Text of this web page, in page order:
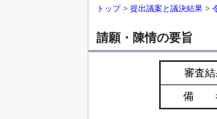
トップ> 提出議案と議決結果 >
請願・陳情の要旨
審査結
備